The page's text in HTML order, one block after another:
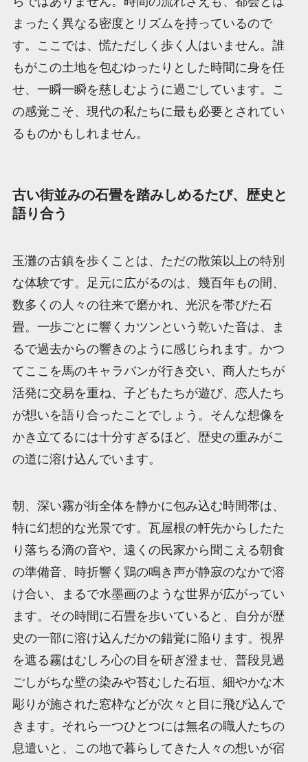
まったく異なる密度とリズムを持っているので
す。ここでは、慌ただしく歩く人はいません。誰
もがこの土地を包むゆったりとした時間に身を任
せ、一瞬一瞬を慈しむように過ごしています。こ
の感覚こそ、現代の私たちに最も必要とされてい
るものかもしれません。
古い街並みの石畳を踏みしめるたび、歴史と
語り合う
玉灘の古鎮を歩くことは、ただの散策以上の特別
な体験です。足元に広がるのは、幾百年もの間、
数多くの人々の往来で磨かれ、光沢を帯びた石
畳。一歩ごとに響くカツンという乾いた音は、ま
るで過去からの響きのように感じられます。かつ
てここを馬のキャラバンが行き交い、商人たちが
活発に交易を重ね、子どもたちが遊び、恋人たち
が想いを語り合ったことでしょう。そんな想像を
かき立てるには十分すぎるほど、歴史の重みがこ
の道に溶け込んでいます。
朝、深い霧が街全体を静かに包み込む時間帯は、
特に幻想的な光景です。瓦屋根の軒先からしたた
り落ちる滴の音や、遠くの民家から聞こえる朝食
の準備音、時折響く鶏の鳴き声が静寂のなかで溶
け合い、まるで水墨画のような世界が広がってい
ます。その時間に石畳を歩いていると、自分が歴
史の一部に溶け込んだかの錯覚に陥ります。視界
を遮る霧はむしろ心の目を研ぎ澄ませ、普段見過
ごしがちな壁の染みや苔むした石垣、細やかな木
彫りが施された窓枠などが次々と目に飛び込んで
きます。それら一つひとつには無名の職人たちの
息遣いと、この地で暮らしてきた人々の想いが宿